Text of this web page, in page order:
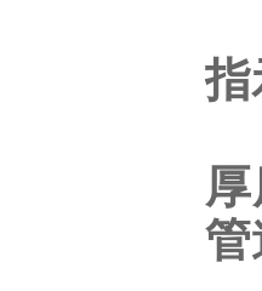
指
管